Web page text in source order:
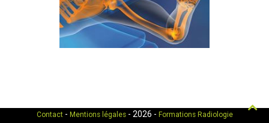
Contact- Mentions légales- 2026 - Formations Radiologie